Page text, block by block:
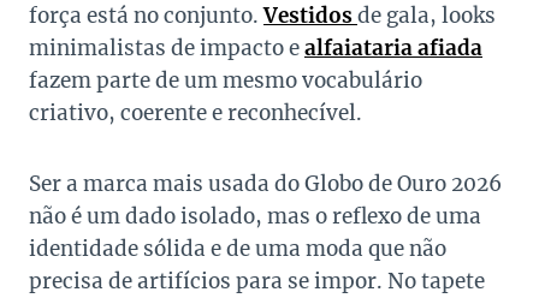
força está no conjunto.Vestidosde gala, looks
minimalistas de impacto ealfaiataria afiada
fazem parte de um mesmo vocabulário
criativo, coerente e reconhecível.
Ser a marca mais usada do Globo de Ouro 2026
não é um dado isolado, mas o reflexo de uma
identidade sólida e de uma moda que não
precisa de artifícios para se impor. No tapete